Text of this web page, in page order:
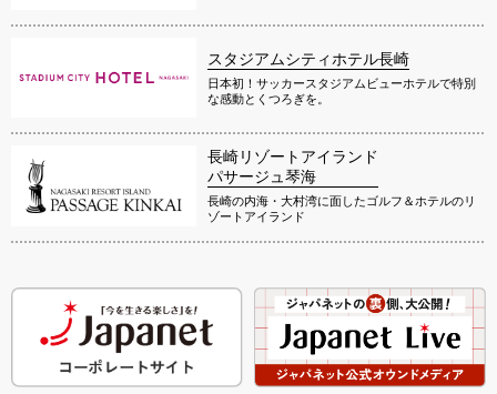
スタジアムシティホテル長崎
日本初！サッカースタジアムビューホテルで特別
な感動とくつろぎを。
長崎リゾートアイランド
パサージュ琴海
長崎の内海・大村湾に面したゴルフ＆ホテルのリ
ゾートアイランド